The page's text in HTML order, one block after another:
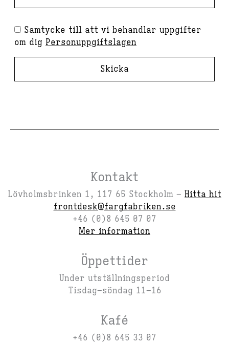
Samtycke till att vi behandlar uppgifter
om dig Personuppgiftslagen
Skicka
Kontakt
Lövholmsbrinken 1, 117 65 Stockholm – Hitta hit
frontdesk@fargfabriken.se
+46 (0)8 645 07 07
Mer information
Öppettider
Under utställningsperiod
Tisdag–söndag 11–16
Kafé
+46 (0)8 645 33 07